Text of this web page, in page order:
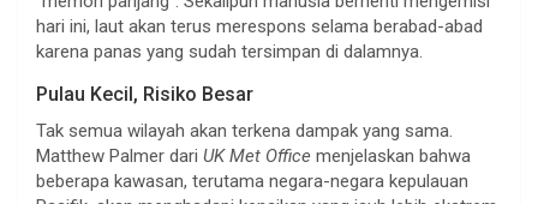
hari ini, laut akan terus merespons selama berabad-abad
karena panas yang sudah tersimpan di dalamnya.
Pulau Kecil, Risiko Besar
Tak semua wilayah akan terkena dampak yang sama.
Matthew Palmer dari UK Met Office menjelaskan bahwa
beberapa kawasan, terutama negara-negara kepulauan